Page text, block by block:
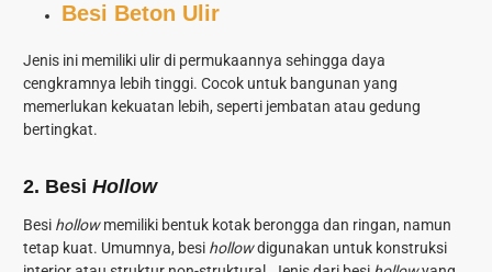
Besi Beton Ulir
Jenis ini memiliki ulir di permukaannya sehingga daya
cengkramnya lebih tinggi. Cocok untuk bangunan yang
memerlukan kekuatan lebih, seperti jembatan atau gedung
bertingkat.
2. Besi Hollow
Besi hollowmemiliki bentuk kotak berongga dan ringan, namun
tetap kuat. Umumnya, besi hollowdigunakan untuk konstruksi